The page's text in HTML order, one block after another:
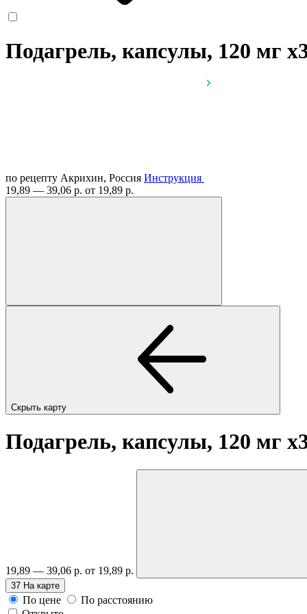
Подагрель, капсулы, 120 мг
по рецепту Акрихин, Россия Инструкция
19,89 — 39,06 р. от 19,89 р.
Скрыть карту
Подагрель, капсулы, 120 мг
19,89 — 39,06 р. от 19,89 р.
37 На карте
По цене
По расстоянию